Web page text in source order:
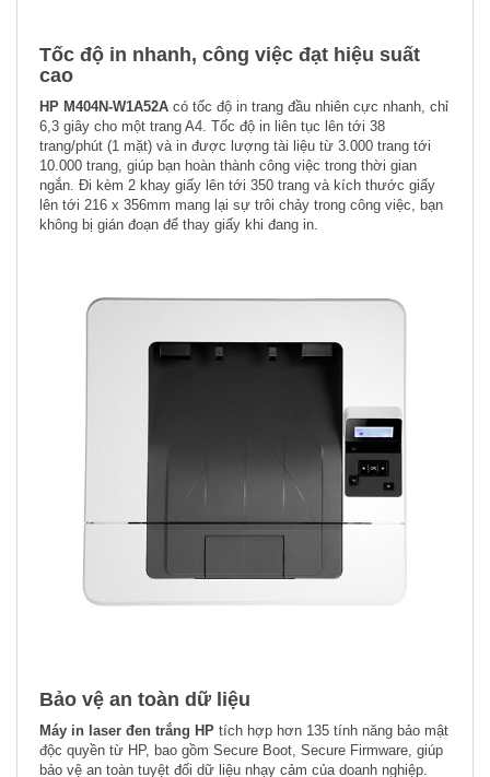
Tốc độ in nhanh, công việc đạt hiệu suất
cao
HP M404N-W1A52A có tốc độ in trang đầu nhiên cực nhanh, chỉ
6,3 giây cho một trang A4. Tốc độ in liên tục lên tới 38
trang/phút (1 mặt) và in được lượng tài liệu từ 3.000 trang tới
10.000 trang, giúp bạn hoàn thành công việc trong thời gian
ngắn. Đi kèm 2 khay giấy lên tới 350 trang và kích thước giấy
lên tới 216 x 356mm mang lại sự trôi chảy trong công việc, bạn
không bị gián đoạn để thay giấy khi đang in.
Bảo vệ an toàn dữ liệu
Máy in laser đen trắng HP tích hợp hơn 135 tính năng bảo mật
độc quyền từ HP, bao gồm Secure Boot, Secure Firmware, giúp
bảo vệ an toàn tuyệt đối dữ liệu nhạy cảm của doanh nghiệp.